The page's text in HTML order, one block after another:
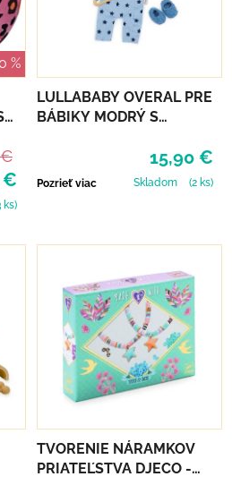
%
€
€
ks)
LULLABABY OVERAL PRE
BÁBIKY MODRÝ S
15,90 €
Pozrieť viac Skladom (2 ks)
TVORENIE NÁRAMKOV
PRIATEĽSTVA DJECO -